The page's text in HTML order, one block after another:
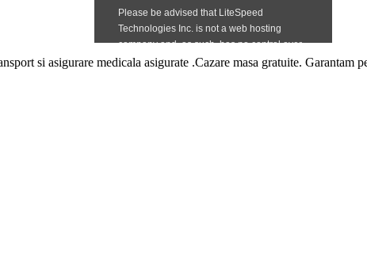
si asigurare medicala asigurate .Cazare masa gratuite.